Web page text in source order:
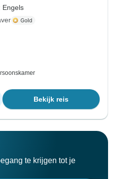
Engels
Bekijk reis
te krijgen tot je